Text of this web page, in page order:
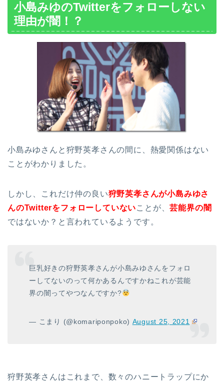
小島みゆのTwitterをフォローしない
理由が闇！？
小島みゆさんと狩野英孝さんの間に、熱愛関係はない
ことがわかりました。
しかし、これだけ仲の良い狩野英孝さんが小島みゆさ
んのTwitterをフォローしていないことが、芸能界の闇
ではないか？と言われているようです。
巨乳好きの狩野英孝さんが小島みゆさんをフォロ
ーしてないのって何かあるんですかねこれが芸能
界の闇ってやつなんですか?
— こまり (@komariponpoko) August 25, 2021
狩野英孝さんはこれまで、数々のハニートラップにか